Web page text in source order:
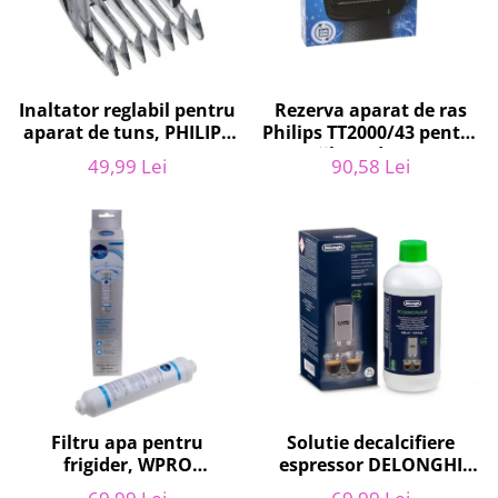
Gaming, Carti & Birotica
Birotica & Papetarie
Console, Jocuri & Accesorii
Ingrijire personala & Cosmetice
Accesorii aparate de ras electrice
Accesorii aparate hair styling
Aparate cosmetice
Articole Sanatate si Wellness
Consumabile sanitare
Cosmetice si produse ingrijire
Igiena dentara
Jucarii, Copii & Bebe
Camera copilului
Hrana bebelusi
Inaltator reglabil pentru
aparat de tuns, PHILIPS
422203633281, 3-15 mm,
HC56xx, HC76xx
49,99 Lei
Rezerva aparat de ras
Philips TT2000/43 pentru
seriile Bodygroom
3000/5000/7000 si
90,58 Lei
Filtru apa pentru
frigider, WPRO
484000008553,
Solutie decalcifiere
espressor DELONGHI
AS00006179, DLSC500,